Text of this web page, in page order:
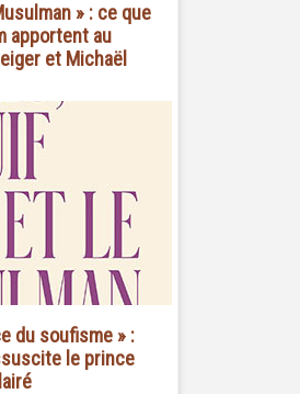
» : ce que
apportent au
et Michaël
du soufisme » :
le prince